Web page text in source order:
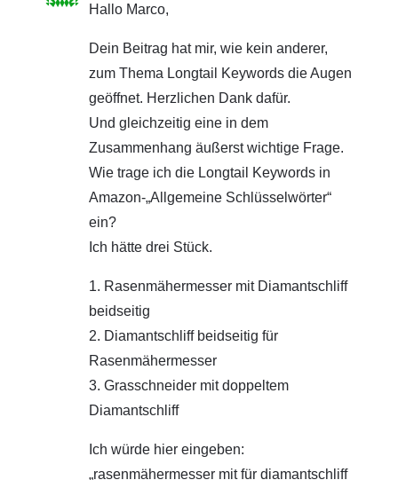
Hallo Marco,
Dein Beitrag hat mir, wie kein anderer,
zum Thema Longtail Keywords die Augen
geöffnet. Herzlichen Dank dafür.
Und gleichzeitig eine in dem
Zusammenhang äußerst wichtige Frage.
Wie trage ich die Longtail Keywords in
Amazon-„Allgemeine Schlüsselwörter“
ein?
Ich hätte drei Stück.
1. Rasenmähermesser mit Diamantschliff
beidseitig
2. Diamantschliff beidseitig für
Rasenmähermesser
3. Grasschneider mit doppeltem
Diamantschliff
Ich würde hier eingeben:
„rasenmähermesser mit für diamantschliff